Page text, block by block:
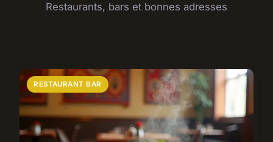
Restaurants, bars et bonnes adresses
RESTAURANT BAR